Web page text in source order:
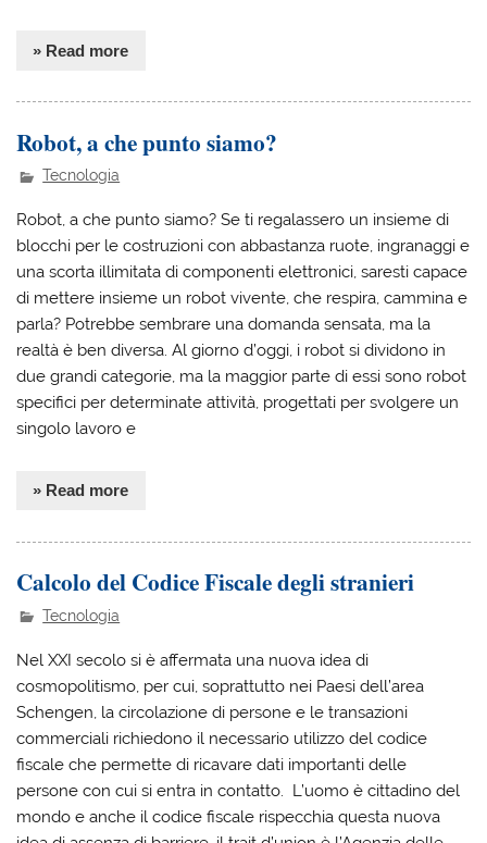
» Read more
Robot, a che punto siamo?
Tecnologia
Robot, a che punto siamo? Se ti regalassero un insieme di
blocchi per le costruzioni con abbastanza ruote, ingranaggi e
una scorta illimitata di componenti elettronici, saresti capace
di mettere insieme un robot vivente, che respira, cammina e
parla? Potrebbe sembrare una domanda sensata, ma la
realtà è ben diversa. Al giorno d’oggi, i robot si dividono in
due grandi categorie, ma la maggior parte di essi sono robot
specifici per determinate attività, progettati per svolgere un
singolo lavoro e
» Read more
Calcolo del Codice Fiscale degli stranieri
Tecnologia
Nel XXI secolo si è affermata una nuova idea di
cosmopolitismo, per cui, soprattutto nei Paesi dell’area
Schengen, la circolazione di persone e le transazioni
commerciali richiedono il necessario utilizzo del codice
fiscale che permette di ricavare dati importanti delle
persone con cui si entra in contatto. L’uomo è cittadino del
mondo e anche il codice fiscale rispecchia questa nuova